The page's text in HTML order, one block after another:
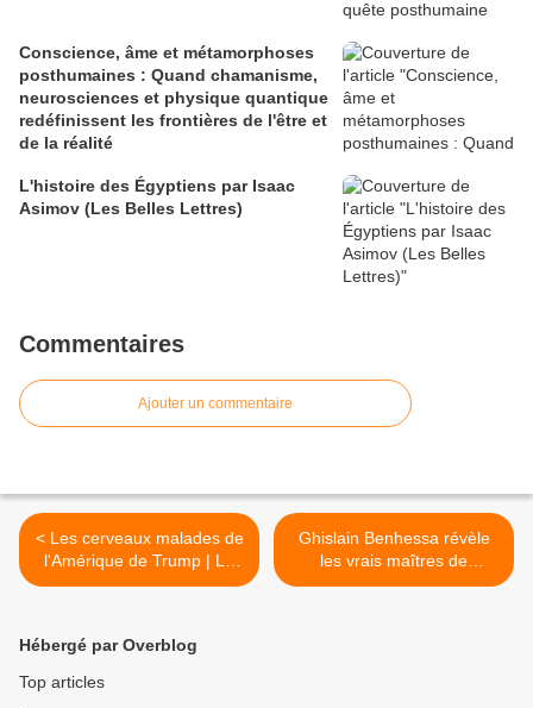
Conscience, âme et métamorphoses
posthumaines : Quand chamanisme,
neurosciences et physique quantique
redéfinissent les frontières de l'être et
de la réalité
L'histoire des Égyptiens par Isaac
Asimov (Les Belles Lettres)
Commentaires
Ajouter un commentaire
< Les cerveaux malades de
l'Amérique de Trump | Le
Grand Continent
Ghislain Benhessa révèle
les vrais maîtres de
l'Europe (Fréquence
Hébergé par Overblog
Top articles